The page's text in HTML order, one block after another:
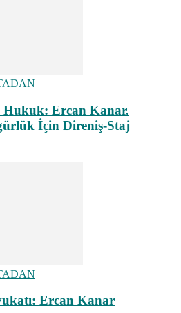
Hukuk: Ercan Kanar.
İçin Direniş-Staj
Ercan Kanar